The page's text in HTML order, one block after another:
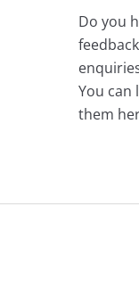
Do you
You can
them